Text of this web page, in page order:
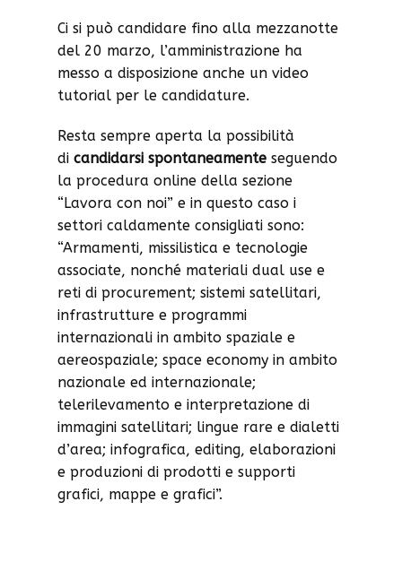
Ci si può candidare fino alla mezzanotte
del 20 marzo, l’amministrazione ha
messo a disposizione anche un video
tutorial per le candidature.
Resta sempre aperta la possibilità
di candidarsi spontaneamente seguendo
la procedura online della sezione
“Lavora con noi” e in questo caso i
settori caldamente consigliati sono:
“Armamenti, missilistica e tecnologie
associate, nonché materiali dual use e
reti di procurement; sistemi satellitari,
infrastrutture e programmi
internazionali in ambito spaziale e
aereospaziale; space economy in ambito
nazionale ed internazionale;
telerilevamento e interpretazione di
immagini satellitari; lingue rare e dialetti
d’area; infografica, editing, elaborazioni
e produzioni di prodotti e supporti
grafici, mappe e grafici”.